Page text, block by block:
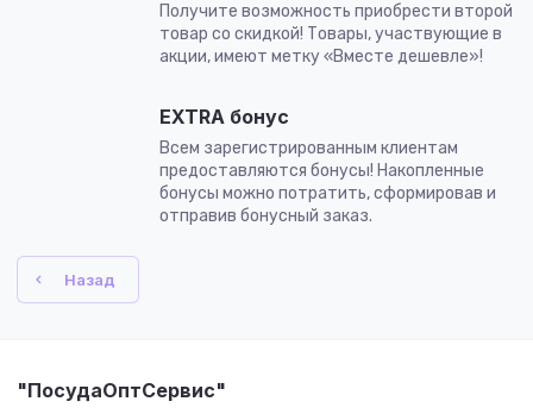
Получите возможность приобрести второй
товар со скидкой! Товары, участвующие в
акции, имеют метку «Вместе дешевле»!
EXTRA бонус
Всем зарегистрированным клиентам
предоставляются бонусы! Накопленные
бонусы можно потратить, сформировав и
отправив бонусный заказ.
Назад
"ПосудаОптСервис"